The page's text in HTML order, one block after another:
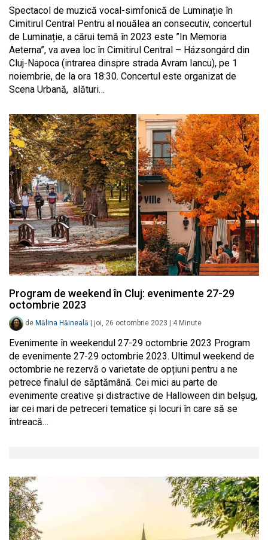
Spectacol de muzică vocal-simfonică de Luminație în
Cimitirul Central Pentru al nouălea an consecutiv, concertul
de Luminație, a cărui temă în 2023 este ”In Memoria
Aeterna”, va avea loc în Cimitirul Central – Házsongárd din
Cluj-Napoca (intrarea dinspre strada Avram Iancu), pe 1
noiembrie, de la ora 18:30. Concertul este organizat de
Scena Urbană, alături…
Program de weekend în Cluj: evenimente 27-29
octombrie 2023
de Mălina Hăineală joi, 26 octombrie 2023 4 Minute
Evenimente în weekendul 27-29 octombrie 2023 Program
de evenimente 27-29 octombrie 2023. Ultimul weekend de
octombrie ne rezervă o varietate de opțiuni pentru a ne
petrece finalul de săptămână. Cei mici au parte de
evenimente creative și distractive de Halloween din belșug,
iar cei mari de petreceri tematice și locuri în care să se
întreacă…